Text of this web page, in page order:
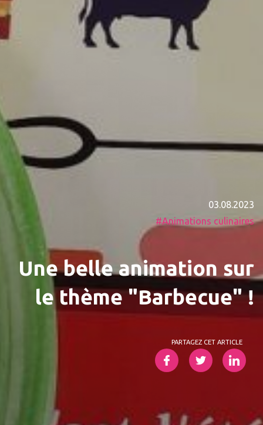
03.08.2023
Animations culinaires
Une belle animation sur
le thème "Barbecue" !
PARTAGEZ CET ARTICLE